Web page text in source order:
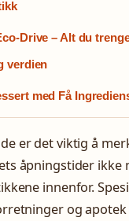
Drive – Alt du
verdien
med Få
er det viktig å
åpningstider ikke
innenfor.
og